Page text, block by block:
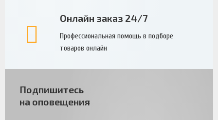
Онлайн заказ 24/7
Профессиональная помощь в подборе
товаров онлайн
Подпишитесь
на оповещения